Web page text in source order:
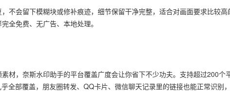
不会留下模糊块或修补痕迹，细节保留干净完整，适合对画面要求比较高
全免费、无广告、本地处理。
材，奈斯水印助手的平台覆盖广度会让你省下不少功夫。支持超过200个
全部覆盖，朋友圈转发、QQ卡片、微信聊天记录里的链接也能正常识别，